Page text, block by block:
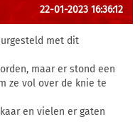
22-01-2023 16:36:12
met dit
maar er stond een
ze vol over de knie te
en vielen er gaten